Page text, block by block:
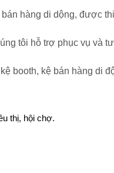
hàng di dộng, được
tôi hỗ trợ phục vụ và
booth, kệ bán hàng di
thị, hội chợ.